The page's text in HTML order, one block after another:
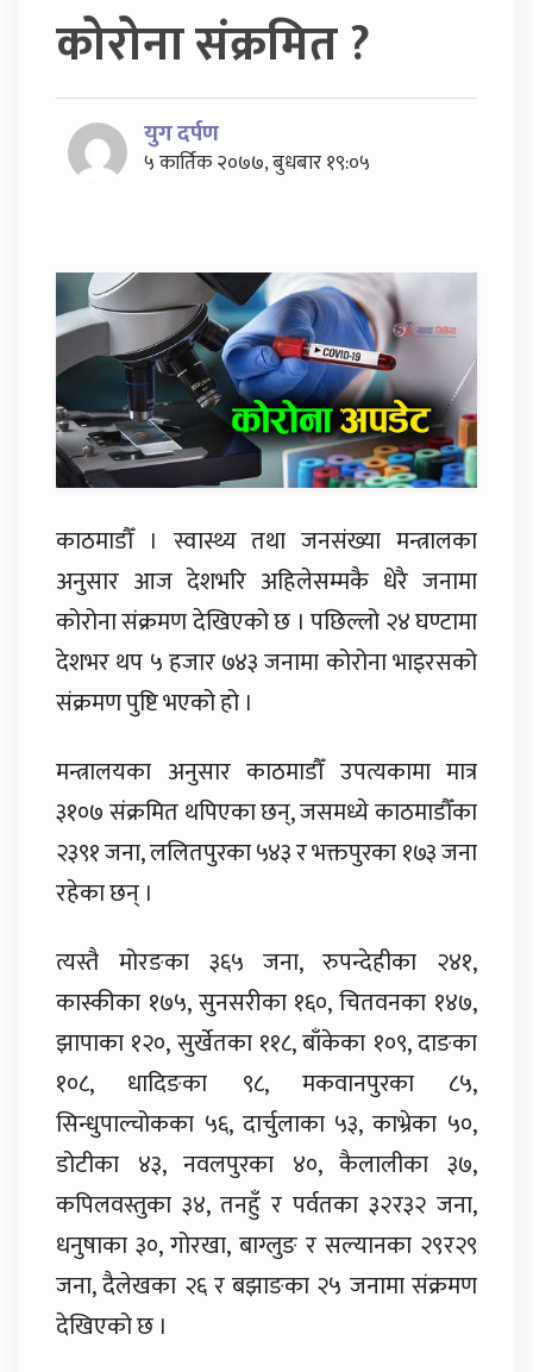
कोरोना संक्रमित ?
युग दर्पण
५ कार्तिक २०७७, बुधबार १९:०५
काठमाडौँ । स्वास्थ्य तथा जनसंख्या मन्त्रालका
अनुसार आज देशभरि अहिलेसम्मकै धेरै जनामा
कोरोना संक्रमण देखिएको छ । पछिल्लो २४ घण्टामा
देशभर थप ५ हजार ७४३ जनामा कोरोना भाइरसको
संक्रमण पुष्टि भएको हो ।
मन्त्रालयका अनुसार काठमाडौँ उपत्यकामा मात्र
३१०७ संक्रमित थपिएका छन्, जसमध्ये काठमाडौँका
२३९१ जना, ललितपुरका ५४३ र भक्तपुरका १७३ जना
रहेका छन् ।
त्यस्तै मोरङका ३६५ जना, रुपन्देहीका २४१,
कास्कीका १७५, सुनसरीका १६०, चितवनका १४७,
झापाका १२०, सुर्खेतका ११८, बाँकेका १०९, दाङका
१०८, धादिङका ९८, मकवानपुरका ८५,
सिन्धुपाल्चोकका ५६, दार्चुलाका ५३, काभ्रेका ५०,
डोटीका ४३, नवलपुरका ४०, कैलालीका ३७,
कपिलवस्तुका ३४, तनहुँ र पर्वतका ३२र३२ जना,
धनुषाका ३०, गोरखा, बाग्लुङ र सल्यानका २९र२९
जना, दैलेखका २६ र बझाङका २५ जनामा संक्रमण
देखिएको छ ।